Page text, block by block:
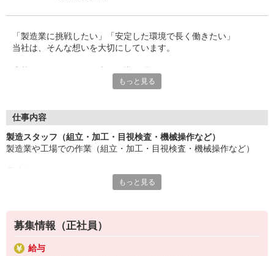
「製造業に挑戦したい」「安定した環境で長く働きたい」
当社は、そんな想いを大切にしています。
約束を守ること、きちんと連絡をすること、前向きに仕事へ取り
また、勤務時間やシフトなど柔軟に対応いただける方は、ご紹介
長く働きたい――
製造業で正社員としてキャリアを築きたい方、ぜひご応募くださ
もっと見る
仕事内容
製造スタッフ（組立・加工・目視検査・機械操作など）
製造業や工場での作業（組立・加工・目視検査・機械操作など）
製品に不備がないか目視チェック
複雑な作業や力仕事はほとんどなく覚えやすいものばかり！
未経験の方もすぐに慣れていただけると思います。
※当社（株）テクノ・サービスに正社員採用の上で、派遣就業先事
もっと見る
募集情報（正社員）
給与